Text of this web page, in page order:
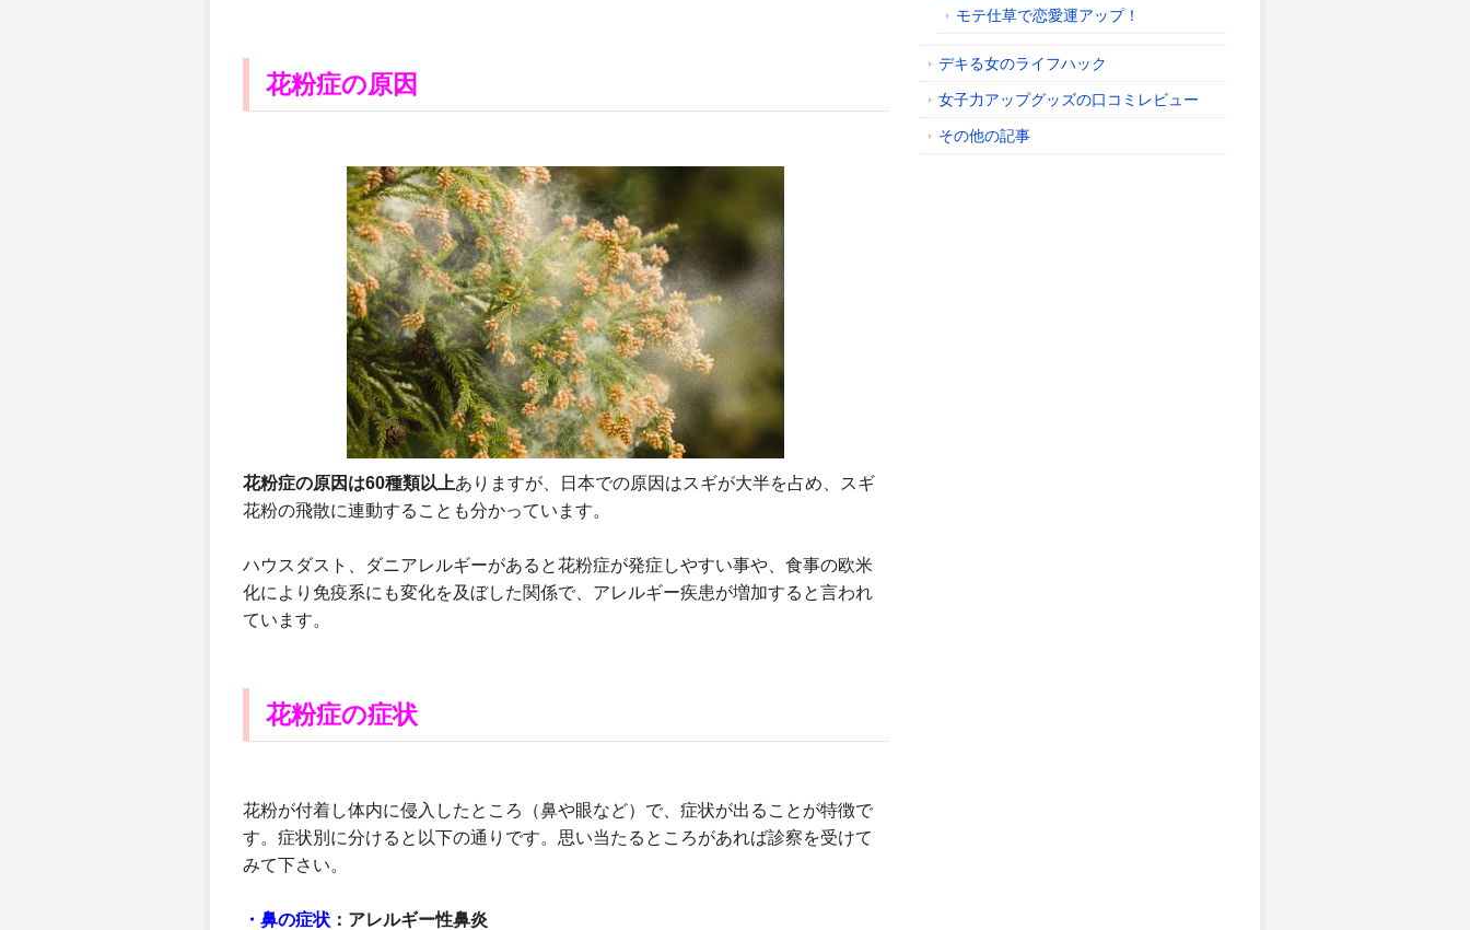
花粉症の原因
花粉症の原因は60種類以上ありますが、日本での原因はスギが大半を占め、スギ
花粉の飛散に連動することも分かっています。
ハウスダスト、ダニアレルギーがあると花粉症が発症しやすい事や、食事の欧米
化により免疫系にも変化を及ぼした関係で、アレルギー疾患が増加すると言われ
ています。
花粉症の症状
花粉が付着し体内に侵入したところ（鼻や眼など）で、症状が出ることが特徴で
す。症状別に分けると以下の通りです。思い当たるところがあれば診察を受けて
みて下さい。
・鼻の症状 ：アレルギー性鼻炎
モテ仕草で恋愛運アップ！
デキる女のライフハック
女子力アップグッズの口コミレビュー
その他の記事